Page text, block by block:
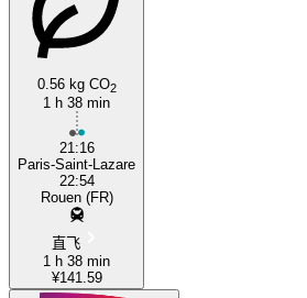
0.56 kg CO2
1 h 38 min
21:16
Paris-Saint-Lazare
22:54
Rouen (FR)
直飞
1 h 38 min
¥141.59